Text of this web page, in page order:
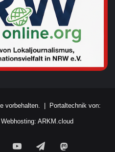
vorbehalten. | Portaltechnik von:
Webhosting: ARKM.cloud
YouTubeTelegram